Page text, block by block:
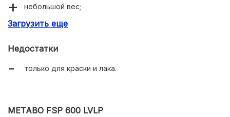
небольшой вес;
качественный распыл.
Загрузить еще
Недостатки
только для краски и лака.
METABO FSP 600 LVLP